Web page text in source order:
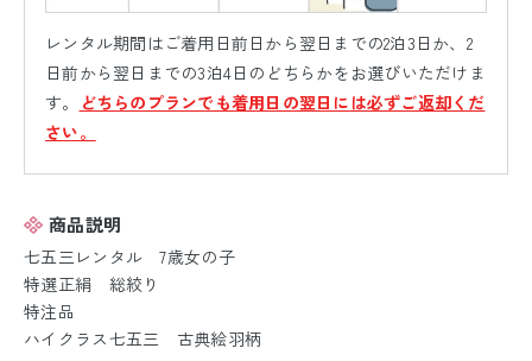
レンタル期間はご着用日前日から翌日までの2泊3日か、2
日前から翌日までの3泊4日のどちらかをお選びいただけま
す。
どちらのプランでも着用日の翌日には必ずご返却くだ
さい。
商品説明
七五三レンタル 7歳女の子
特選正絹 総絞り
特注品
ハイクラス七五三 古典絵羽柄